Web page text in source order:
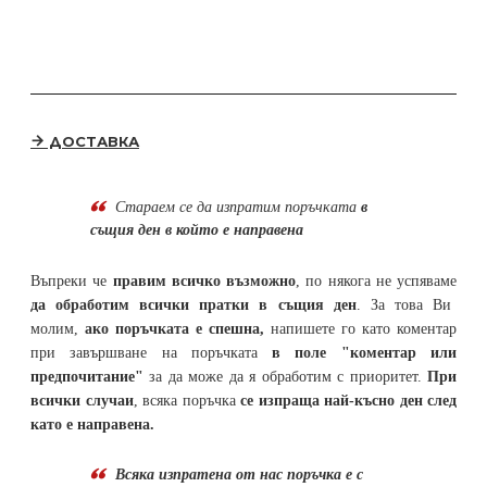
ДОСТАВКА
Стараем се да изпратим поръчката в
същия ден в който е направена
Въпреки че правим всичко възможно, по някога не успяваме
да обработим всички пратки в същия ден. За това Ви
молим, ако поръчката е спешна, напишете го като коментар
при завършване на поръчкатав поле "коментар или
предпочитание" за да може да я обработим с приоритет. При
всички случаи, всяка поръчка се изпраща най-късно ден след
като е направена.
Всяка изпратена от нас поръчка е с